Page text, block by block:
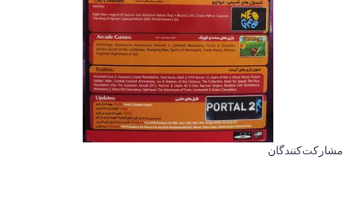
مشارکت‌کنندگان